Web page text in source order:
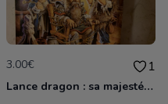
3.00€ 1
Lance dragon : sa majesté forgefeu